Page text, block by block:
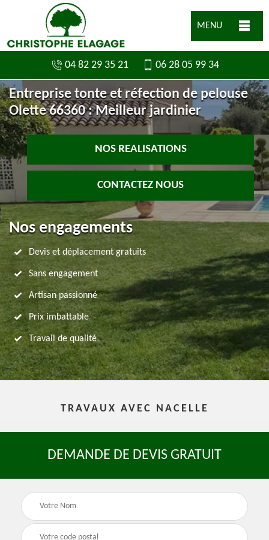
MENU
04 82 29 35 21 06 28 05 99 34
Entreprise tonte et réfection de pelouse
Olette 66360 : Meilleur jardinier
NOS REALISATIONS
CONTACTEZ NOUS
Nos engagements
Devis et déplacement gratuits
Sans engagement
Artisan passionné
Prix imbattable
Travail de qualité
TRAVAUX AVEC NACELLE
DEMANDE DE DEVIS GRATUIT